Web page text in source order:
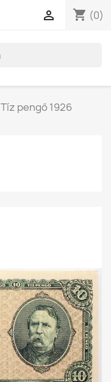
shopping_cart (0)

Tíz pengő 1926